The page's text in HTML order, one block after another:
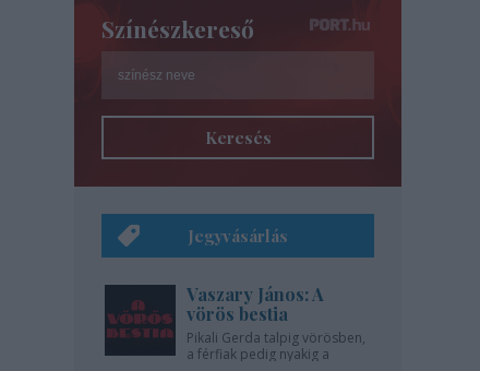
Színészkereső
Keresés
Jegyvásárlás
Vaszary János: A
vörös bestia
Pikali Gerda talpig vörösben,
a férfiak pedig nyakig a